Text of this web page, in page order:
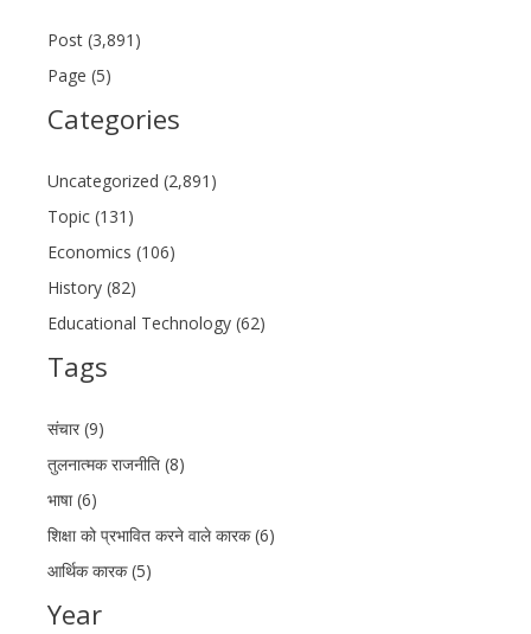
Post (3,891)
Page (5)
Categories
Uncategorized (2,891)
Topic (131)
Economics (106)
History (82)
Educational Technology (62)
Tags
संचार (9)
तुलनात्मक राजनीति (8)
भाषा (6)
शिक्षा को प्रभावित करने वाले कारक (6)
आर्थिक कारक (5)
Year